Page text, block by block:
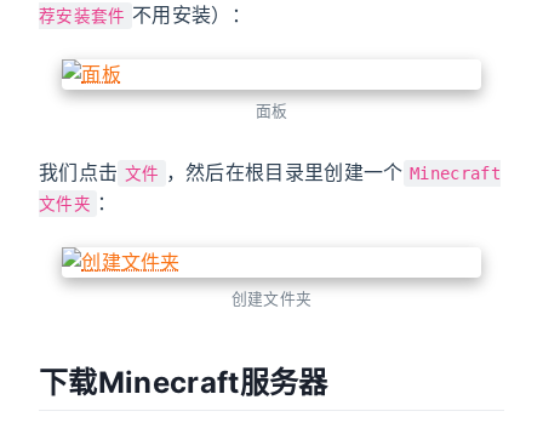
荐安装套件 不用安装）：
面板
我们点击 文件 ，然后在根目录里创建一个 Minecraft
文件夹 ：
创建文件夹
下载Minecraft服务器